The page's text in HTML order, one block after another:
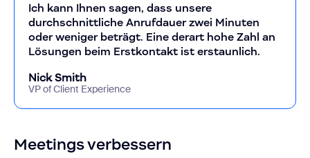
Ich kann Ihnen sagen, dass unsere
durchschnittliche Anrufdauer zwei Minuten
oder weniger beträgt. Eine derart hohe Zahl an
Lösungen beim Erstkontakt ist erstaunlich.
Nick Smith
VP of Client Experience
Meetings verbessern